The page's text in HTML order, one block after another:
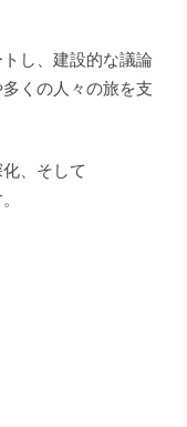
し、建設的な議論
くの人々の旅を支
、そして